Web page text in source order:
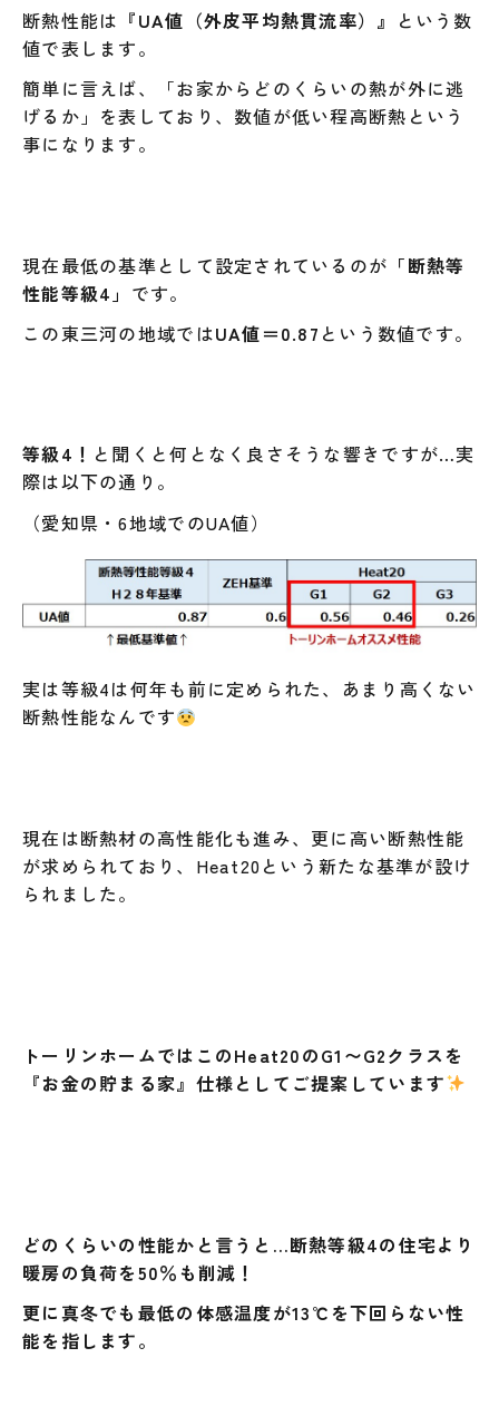
断熱性能は 『UA値（外皮平均熱貫流率）』 という数
値で表します。
簡単に言えば、「お家からどのくらいの熱が外に逃
げるか」を表しており、数値が低い程高断熱という
事になります。
現在最低の基準として設定されているのが 「断熱等
性能等級4」 です。
この東三河の地域ではUA値＝0.87 という数値です。
等級4！ と聞くと何となく良さそうな響きですが…実
際は以下の通り。
（愛知県・6地域でのUA値）
実は等級4は何年も前に定められた、あまり高くない
断熱性能なんです
現在は断熱材の高性能化も進み、更に高い断熱性能
が求められており、Heat20という新たな基準が設け
られました。
トーリンホームではこのHeat20のG1〜G2クラスを
『お金の貯まる家』仕様としてご提案しています
どのくらいの性能かと言うと…断熱等級4の住宅より
暖房の負荷を50％も削減！
更に真冬でも最低の体感温度が13℃を下回らない性
能を指します。